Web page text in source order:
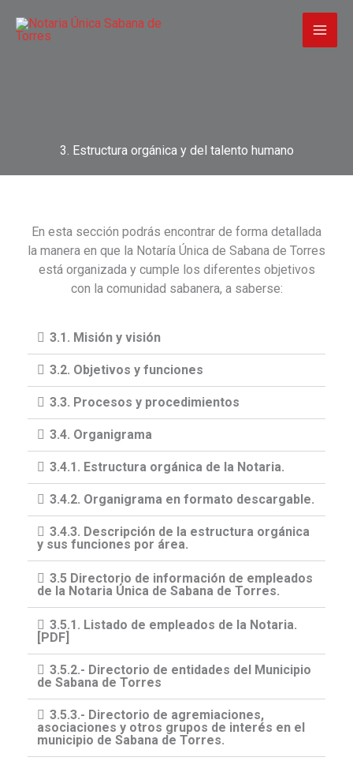
3. Estructura orgánica y del talento humano
En esta sección podrás encontrar de forma detallada
la manera en que la Notaría Única de Sabana de Torres
está organizada y cumple los diferentes objetivos
con la comunidad sabanera, a saberse:
3.1. Misión y visión
3.2. Objetivos y funciones
3.3. Procesos y procedimientos
3.4. Organigrama
3.4.1. Estructura orgánica de la Notaria.
3.4.2. Organigrama en formato descargable.
3.4.3. Descripción de la estructura orgánica
y sus funciones por área.
3.5 Directorio de información de empleados
de la Notaria Única de Sabana de Torres.
3.5.1. Listado de empleados de la Notaria.
[PDF]
3.5.2.- Directorio de entidades del Municipio
de Sabana de Torres
3.5.3.- Directorio de agremiaciones,
asociaciones y otros grupos de interés en el
municipio de Sabana de Torres.